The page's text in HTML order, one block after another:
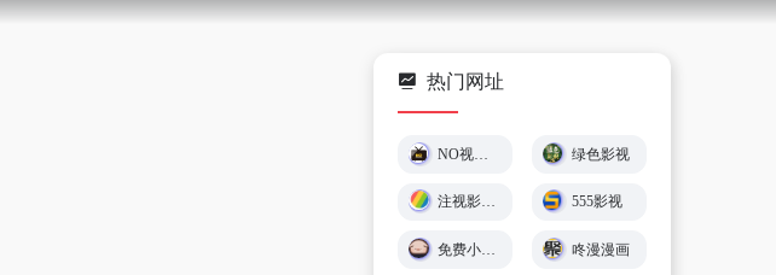
热门网址
绿色影视
注视影视 - 免费在线观影 555影视
免费小游戏在线玩 🕹️ 小猪秒玩 咚漫漫画